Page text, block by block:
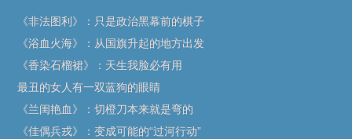
《非法图利》：只是政治黑幕前的棋子
《浴血火海》：从国旗升起的地方出发
《香染石榴裙》：天生我脸必有用
最丑的女人有一双蓝狗的眼睛
《兰闺艳血》：切橙刀本来就是弯的
《佳偶兵戎》：变成可能的“过河行动”